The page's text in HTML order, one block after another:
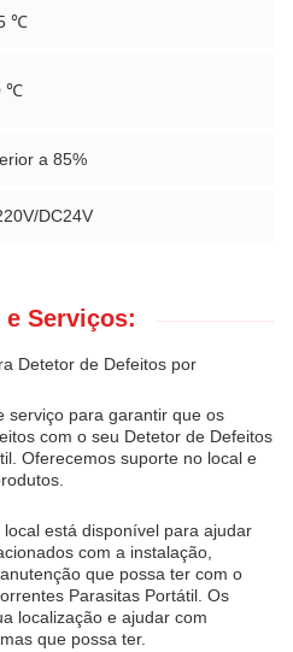
℃
℃
a 85%
DC24V
e Serviços:
Detetor de Defeitos por
serviço para garantir que os
com o seu Detetor de Defeitos
Oferecemos suporte no local e
está disponível para ajudar
com a instalação,
que possa ter com o
Parasitas Portátil. Os
localização e ajudar com
que possa ter.